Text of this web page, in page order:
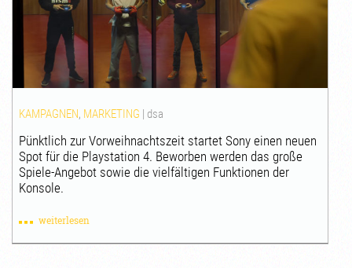
KAMPAGNEN, MARKETING | dsa
Pünktlich zur Vorweihnachtszeit startet Sony einen neuen
Spot für die Playstation 4. Beworben werden das große
Spiele-Angebot sowie die vielfältigen Funktionen der
Konsole.
weiterlesen